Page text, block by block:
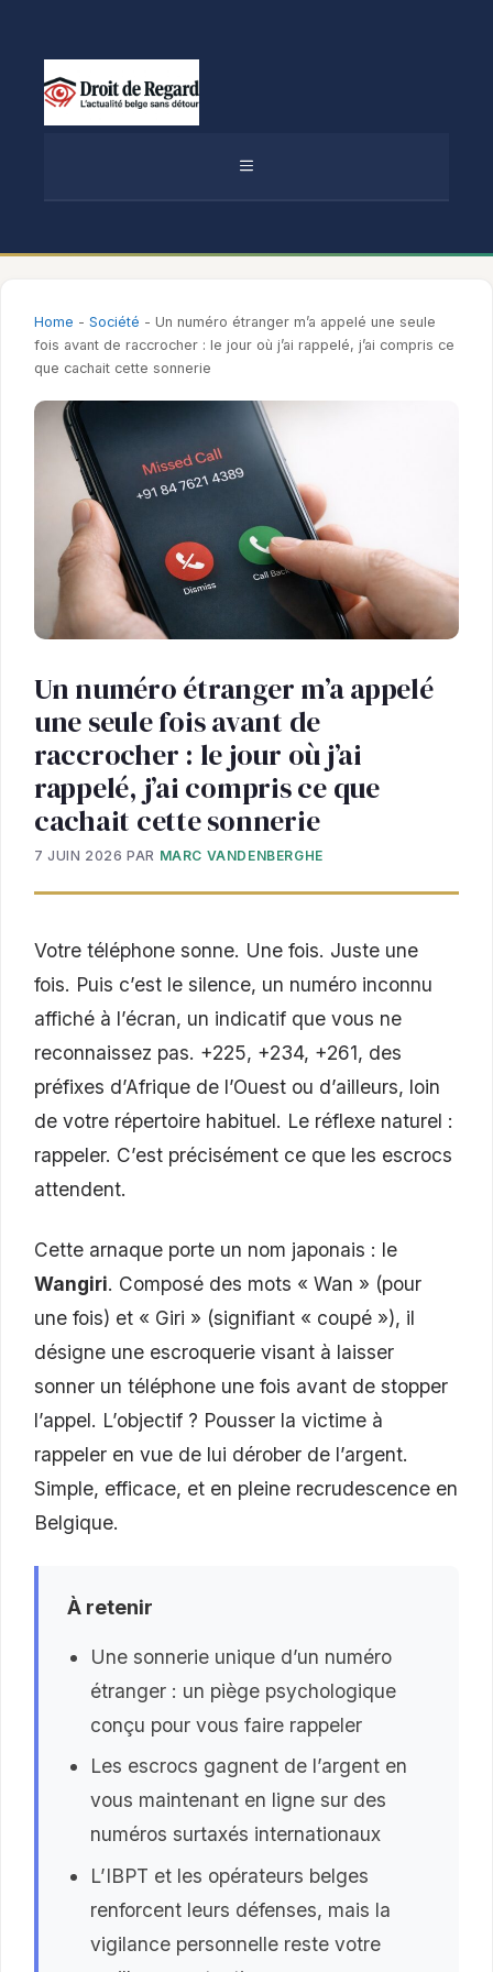
MENU
Home - Société - Un numéro étranger m’a appelé une seule
fois avant de raccrocher : le jour où j’ai rappelé, j’ai compris ce
que cachait cette sonnerie
Un numéro étranger m’a appelé
une seule fois avant de
raccrocher : le jour où j’ai
rappelé, j’ai compris ce que
cachait cette sonnerie
7 JUIN 2026 PAR MARC VANDENBERGHE
Votre téléphone sonne. Une fois. Juste une
fois. Puis c’est le silence, un numéro inconnu
affiché à l’écran, un indicatif que vous ne
reconnaissez pas. +225, +234, +261, des
préfixes d’Afrique de l’Ouest ou d’ailleurs, loin
de votre répertoire habituel. Le réflexe naturel :
rappeler. C’est précisément ce que les escrocs
attendent.
Cette arnaque porte un nom japonais : le
Wangiri. Composé des mots « Wan » (pour
une fois) et « Giri » (signifiant « coupé »), il
désigne une escroquerie visant à laisser
sonner un téléphone une fois avant de stopper
l’appel. L’objectif ? Pousser la victime à
rappeler en vue de lui dérober de l’argent.
Simple, efficace, et en pleine recrudescence en
Belgique.
À retenir
Une sonnerie unique d’un numéro
étranger : un piège psychologique
conçu pour vous faire rappeler
Les escrocs gagnent de l’argent en
vous maintenant en ligne sur des
numéros surtaxés internationaux
L’IBPT et les opérateurs belges
renforcent leurs défenses, mais la
vigilance personnelle reste votre